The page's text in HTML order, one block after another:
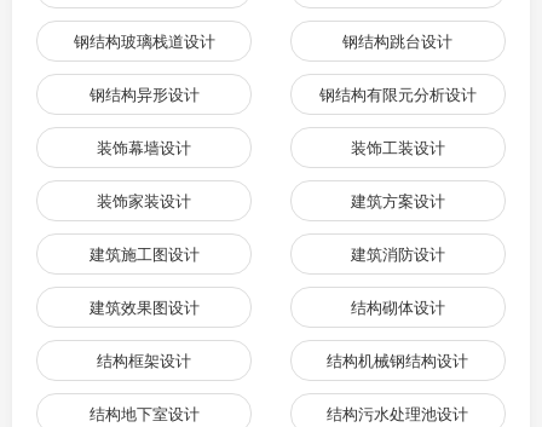
钢结构玻璃栈道设计 钢结构跳台设计
钢结构异形设计 钢结构有限元分析设计
装饰幕墙设计 装饰工装设计
装饰家装设计 建筑方案设计
建筑施工图设计 建筑消防设计
建筑效果图设计 结构砌体设计
结构框架设计 结构机械钢结构设计
结构地下室设计 结构污水处理池设计